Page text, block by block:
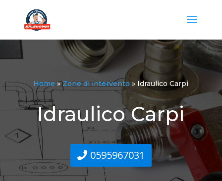
Home»Zone di intervento » Idraulico Carpi
Idraulico Carpi
0595967031